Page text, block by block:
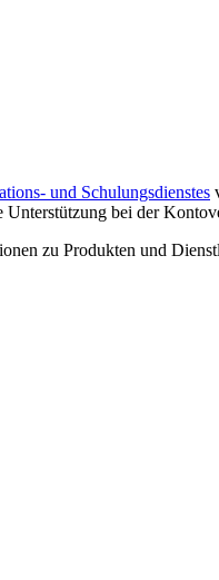
und Schulungsdienstes
bei der
zu Produkten und